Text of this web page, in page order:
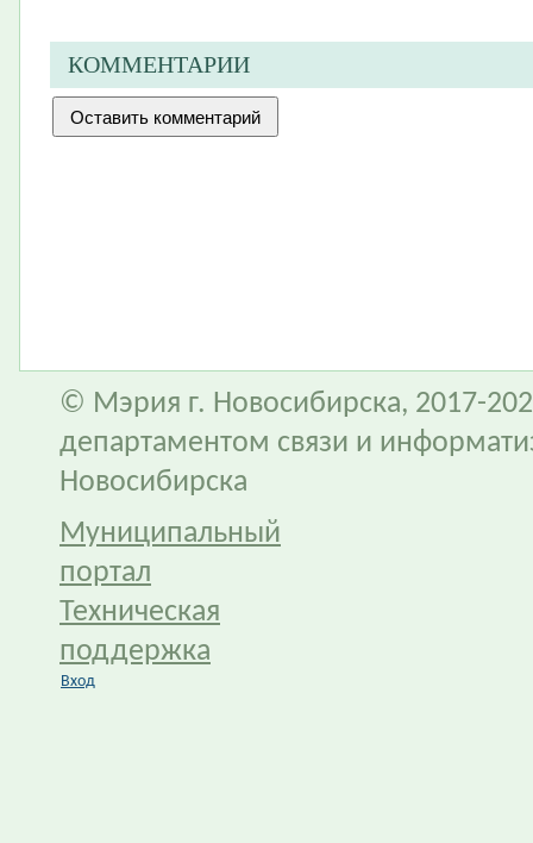
КОММЕНТАРИИ
© Мэрия г. Новосибирска, 2017-
департаментом связи и
Новосибирска
Муниципальный
портал
Техническая
поддержка
Вход